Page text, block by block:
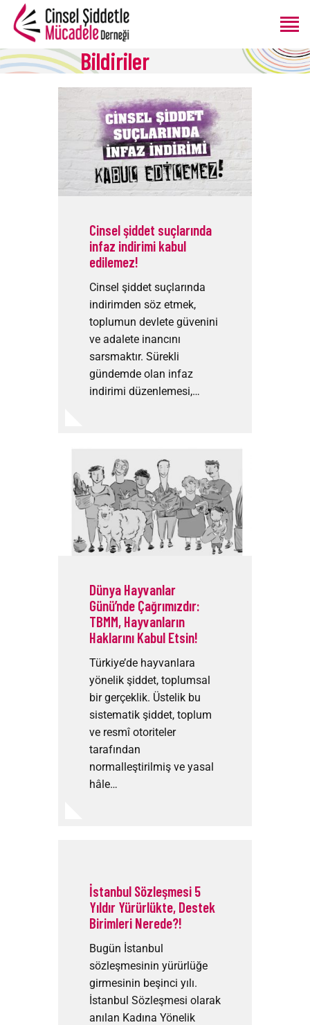
Bildiriler
ANASAYFA
HAKKIMIZDA
PROGRAMLAR
ÜRETIMLER
BLOG
BAĞIŞ
Cinsel şiddet suçlarında
infaz indirimi kabul
edilemez!
Cinsel şiddet suçlarında
indirimden söz etmek,
toplumun devlete güvenini
ve adalete inancını
sarsmaktır. Sürekli
gündemde olan infaz
indirimi düzenlemesi,…
Dünya Hayvanlar
Günü’nde Çağrımızdır:
TBMM, Hayvanların
Haklarını Kabul Etsin!
Türkiye’de hayvanlara
yönelik şiddet, toplumsal
bir gerçeklik. Üstelik bu
sistematik şiddet, toplum
ve resmî otoriteler
tarafından
normalleştirilmiş ve yasal
hâle…
İstanbul Sözleşmesi 5
Yıldır Yürürlükte, Destek
Birimleri Nerede?!
Bugün İstanbul
sözleşmesinin yürürlüğe
girmesinin beşinci yılı.
İstanbul Sözleşmesi olarak
anılan Kadına Yönelik